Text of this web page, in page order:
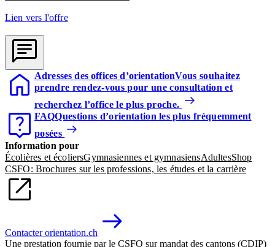
Lien vers l'offre
Adresses des offices d’orientationVous souhaitez
prendre rendez-vous pour une consultation et
recherchez l’office le plus proche.
FAQQuestions d’orientation les plus fréquemment
posées
Information pour
Écolières et écoliersGymnasiennes et gymnasiensAdultesShop
CSFO: Brochures sur les professions, les études et la carrière
Contacter orientation.ch
Une prestation fournie par le CSFO sur mandat des cantons (CDIP)